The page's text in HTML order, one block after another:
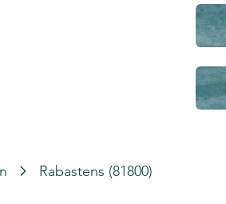
Rabastens (81800)